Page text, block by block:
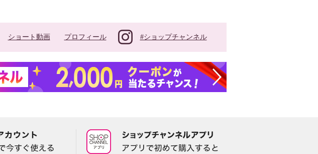
ショート動画 プロフィール #ショップチャンネル